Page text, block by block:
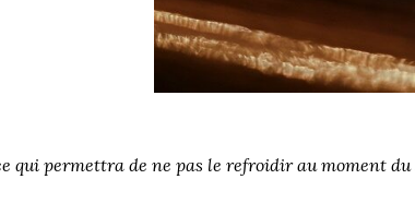
qui permettra de ne pas le refroidir au moment